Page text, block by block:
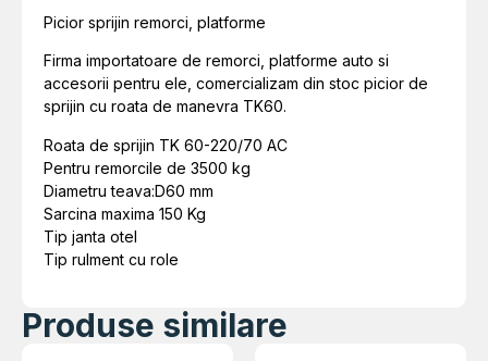
Picior sprijin remorci, platforme
Firma importatoare de remorci, platforme auto si
accesorii pentru ele, comercializam din stoc picior de
sprijin cu roata de manevra TK60.
Roata de sprijin TK 60-220/70 AC
Pentru remorcile de 3500 kg
Diametru teava:D60 mm
Sarcina maxima 150 Kg
Tip janta otel
Tip rulment cu role
Produse similare